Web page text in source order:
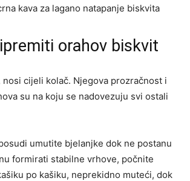
kava za lagano natapanje biskvita
orahov biskvit
cijeli kolač. Njegova prozračnost i
su na koju se nadovezuju svi ostali
umutite bjelanjke dok ne postanu
formirati stabilne vrhove, počnite
po kašiku, neprekidno muteći, dok